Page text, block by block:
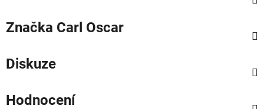
Značka Carl Oscar
Diskuze
Hodnocení